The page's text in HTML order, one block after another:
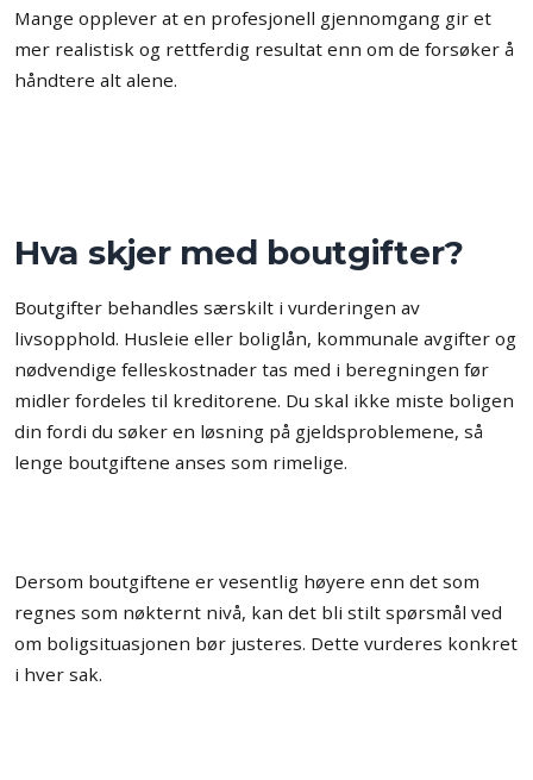
Mange opplever at en profesjonell gjennomgang gir et
mer realistisk og rettferdig resultat enn om de forsøker å
håndtere alt alene.
Hva skjer med boutgifter?
Boutgifter behandles særskilt i vurderingen av
livsopphold. Husleie eller boliglån, kommunale avgifter og
nødvendige felleskostnader tas med i beregningen før
midler fordeles til kreditorene. Du skal ikke miste boligen
din fordi du søker en løsning på gjeldsproblemene, så
lenge boutgiftene anses som rimelige.
Dersom boutgiftene er vesentlig høyere enn det som
regnes som nøkternt nivå, kan det bli stilt spørsmål ved
om boligsituasjonen bør justeres. Dette vurderes konkret
i hver sak.